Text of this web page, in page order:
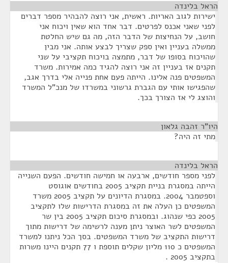
הראל בלינדה
ישירות לגוב האריות. ראשית, אני רוצה להבהיר מספר דברים
לפני שאני אכנס לפרטים. דבר אחד הוא שאין ויכוח אני
חושב, על הנחיצות של הדבר הזה, מה גם שיש החלטת
ממשלה בעניין ואין ספק שצריך לבצע אותה. אני מבין
שהויכוח בסופו של דבר, מתמצה בויכוח תקציבי על שני
תקנים אז בעניין זה אני רוצה להגיד כמה אמירות. משרד
המשפטים פנה אלינו. הייתה פעם אחת פנייה אלי בדרך אגב,
שהפגישו אותי עם הגברת גרשוני במשרדו של מנכ"ל המשרד
והוצג לי אז הצורך בכך.
היו"ר זהבה גלאון
מתי זה היה?
הראל בלינדה
לפני מספר חודשים, ארבעה או חמישה חודשים. הפעם השנייה
הייתה במסגרת בניית תקציב 2005 בחודשים אוגוסט
וספטמבר 2004. במסגרת הדיונים על תקציב 2005 משרד
המשפטים כן העלה את זה במסגרת הדרישות שלו לתקציב
2005 כפי שנהוג. ובמסגרת סיכום תקציב 2005 בין שר
המשפטים לשר האוצר ניתן מענה לרשימה של דרישות מתוך
דרישות התקציב של משרד המשפטים. בסך הכל ניתנו למשרד
המשפטים כ 110 מליון שקלים תוספת ו 77 תקנים היינו משרות
בתקציב 2005 .